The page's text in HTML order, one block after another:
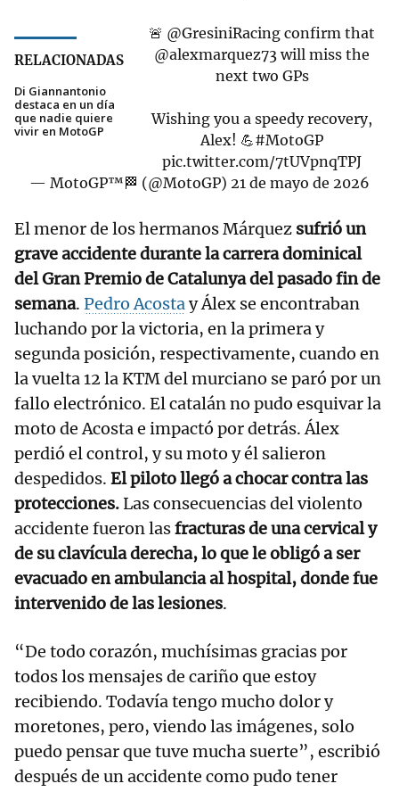
RELACIONADAS
Di Giannantonio
destaca en un día
que nadie quiere
vivir en MotoGP
🚨 @GresiniRacing confirm that
@alexmarquez73 will miss the
next two GPs
Wishing you a speedy recovery,
Alex! 💪#MotoGP
pic.twitter.com/7tUVpnqTPJ
— MotoGP™🏁 (@MotoGP) 21 de mayo de 2026
El menor de los hermanos Márquez sufrió un
grave accidente durante la carrera dominical
del Gran Premio de Catalunya del pasado fin de
semana. Pedro Acostay Álex se encontraban
luchando por la victoria, en la primera y
segunda posición, respectivamente, cuando en
la vuelta 12 la KTM del murciano se paró por un
fallo electrónico. El catalán no pudo esquivar la
moto de Acosta e impactó por detrás. Álex
perdió el control, y su moto y él salieron
despedidos. El piloto llegó a chocar contra las
protecciones.Las consecuencias del violento
accidente fueron lasfracturas de una cervical y
de su clavícula derecha, lo que le obligó a ser
evacuado en ambulancia al hospital, donde fue
intervenido de las lesiones.
“De todo corazón, muchísimas gracias por
todos los mensajes de cariño que estoy
recibiendo. Todavía tengo mucho dolor y
moretones, pero, viendo las imágenes, solo
puedo pensar que tuve mucha suerte”, escribió
después de un accidente como pudo tener